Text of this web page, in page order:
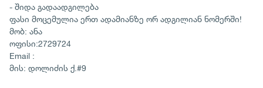
- შიდა გადაადგილება
ფასი მოცემულია ერთ ადამიანზე ორ ადგილიან ნომერში!
მობ: ანა
ოფისი:2729724
Email :
მის: დოლიძის ქ.#9